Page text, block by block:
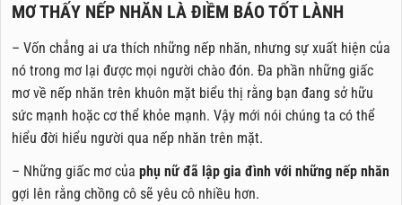
MƠ THẤY NẾP NHĂN LÀ ĐIỀM BÁO TỐT LÀNH
– Vốn chẳng ai ưa thích những nếp nhăn, nhưng sự xuất hiện của
nó trong mơ lại được mọi người chào đón. Đa phần những giấc
mơ về nếp nhăn trên khuôn mặt biểu thị rằng bạn đang sở hữu
sức mạnh hoặc cơ thể khỏe mạnh. Vậy mới nói chúng ta có thể
hiểu đời hiểu người qua nếp nhăn trên mặt.
– Những giấc mơ của phụ nữ đã lập gia đình với những nếp nhăn
gợi lên rằng chồng cô sẽ yêu cô nhiều hơn.